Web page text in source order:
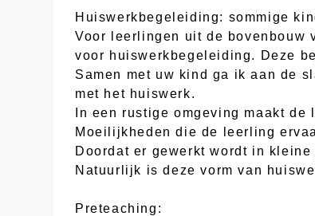
Huiswerkbegeleiding: sommige
Voor leerlingen uit de bovenbouw
voor huiswerkbegeleiding. Deze
Samen met uw kind ga ik aan de
met het huiswerk.
In een rustige omgeving maakt
Moeilijkheden die de leerling
Doordat er gewerkt wordt in
Natuurlijk is deze vorm van
Preteaching: